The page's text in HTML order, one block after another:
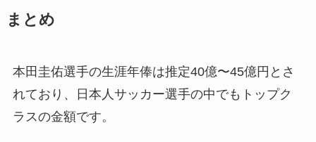
まとめ
本田圭佑選手の生涯年俸は推定40億〜45億円とさ
れており、日本人サッカー選手の中でもトップク
ラスの金額です。